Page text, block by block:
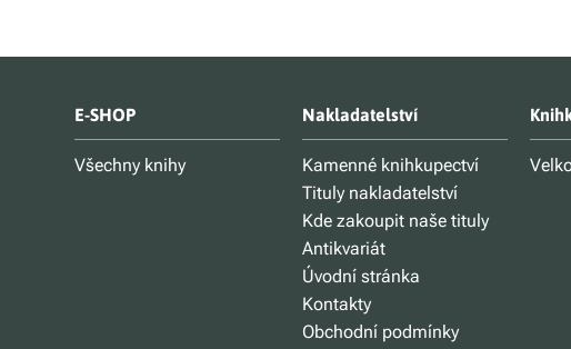
E-SHOP
Všechny knihy
Nakladatelství
Kamenné knihkupectví
Tituly nakladatelství
Kde zakoupit naše tituly
Antikvariát
Úvodní stránka
Kontakty
Obchodní podmínky